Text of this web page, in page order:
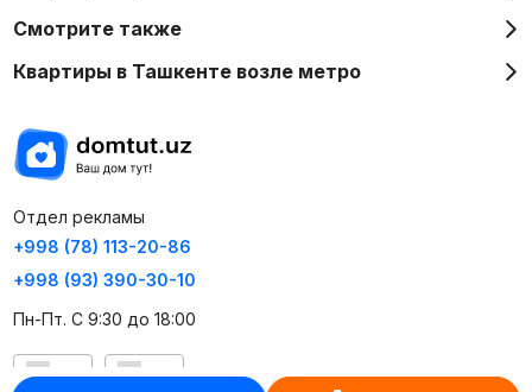
Смотрите также
Квартиры в Ташкенте возле метро
Отдел рекламы
+998 (78) 113-20-86
+998 (93) 390-30-10
Пн-Пт. С 9:30 до 18:00
RU UZ